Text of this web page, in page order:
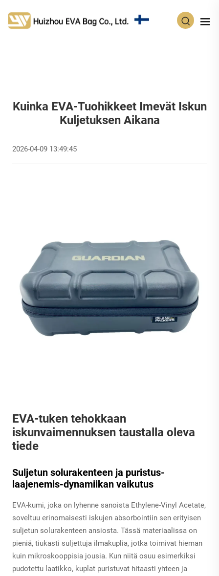
Kuinka EVA-Tuohikkeet Imevät Iskun
Kuljetuksen Aikana
2026-04-09 13:49:45
EVA-tuken tehokkaan
iskunvaimennuksen taustalla oleva
tiede
Suljetun solurakenteen ja puristus-
laajenemis-dynamiikan vaikutus
EVA-kumi, joka on lyhenne sanoista Ethylene-Vinyl Acetate,
soveltuu erinomaisesti iskujen absorbointiin sen erityisen
suljetun solurakenteen ansiosta. Tässä materiaalissa on
pieniä, tiukasti suljettuja ilmakuplia, jotka toimivat hieman
kuin mikroskooppisia jousia. Kun niitä osuu esimerkiksi
pudotettu laatikko, kuplat puristuvat hitaasti yhteen ja